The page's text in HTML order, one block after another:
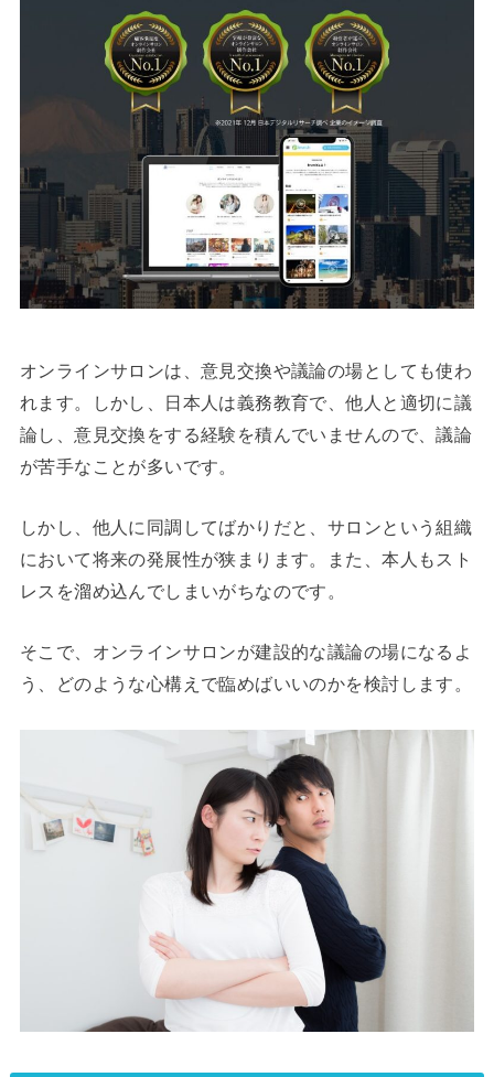
オンラインサロンは、意見交換や議論の場としても使わ
れます。しかし、日本人は義務教育で、他人と適切に議
論し、意見交換をする経験を積んでいませんので、議論
が苦手なことが多いです。
しかし、他人に同調してばかりだと、サロンという組織
において将来の発展性が狭まります。また、本人もスト
レスを溜め込んでしまいがちなのです。
そこで、オンラインサロンが建設的な議論の場になるよ
う、どのような心構えで臨めばいいのかを検討します。